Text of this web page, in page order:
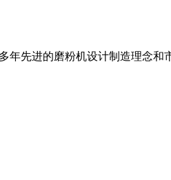
先进的磨粉机设计制造理念和